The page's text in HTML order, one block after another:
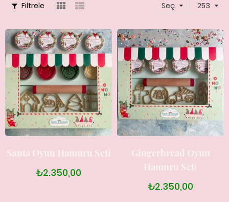
Filtrele Seç 253
Santa Oyun Hamuru Seti
₺2.350,00
Gingerbread Oyun
Hamuru Seti
₺2.350,00